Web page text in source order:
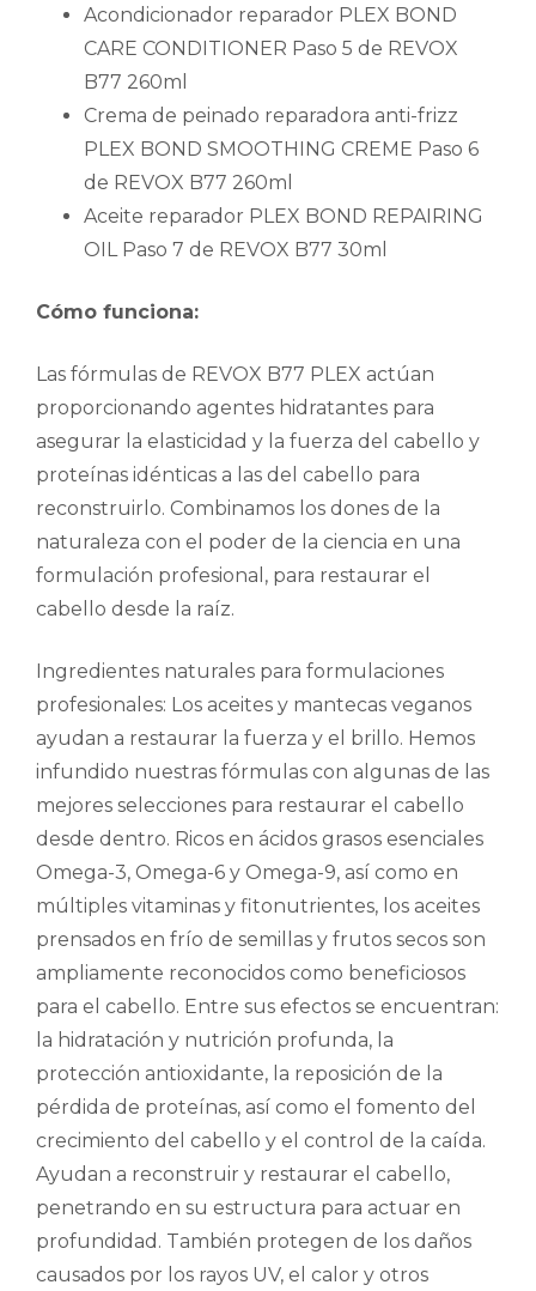
Acondicionador reparador PLEX BOND
CARE CONDITIONER Paso 5 de REVOX
B77 260ml
Crema de peinado reparadora anti-frizz
PLEX BOND SMOOTHING CREME Paso 6
de REVOX B77 260ml
Aceite reparador PLEX BOND REPAIRING
OIL Paso 7 de REVOX B77 30ml
Cómo funciona:
Las fórmulas de REVOX B77 PLEX actúan
proporcionando agentes hidratantes para
asegurar la elasticidad y la fuerza del cabello y
proteínas idénticas a las del cabello para
reconstruirlo. Combinamos los dones de la
naturaleza con el poder de la ciencia en una
formulación profesional, para restaurar el
cabello desde la raíz.
Ingredientes naturales para formulaciones
profesionales: Los aceites y mantecas veganos
ayudan a restaurar la fuerza y el brillo. Hemos
infundido nuestras fórmulas con algunas de las
mejores selecciones para restaurar el cabello
desde dentro. Ricos en ácidos grasos esenciales
Omega-3, Omega-6 y Omega-9, así como en
múltiples vitaminas y fitonutrientes, los aceites
prensados en frío de semillas y frutos secos son
ampliamente reconocidos como beneficiosos
para el cabello. Entre sus efectos se encuentran:
la hidratación y nutrición profunda, la
protección antioxidante, la reposición de la
pérdida de proteínas, así como el fomento del
crecimiento del cabello y el control de la caída.
Ayudan a reconstruir y restaurar el cabello,
penetrando en su estructura para actuar en
profundidad. También protegen de los daños
causados por los rayos UV, el calor y otros